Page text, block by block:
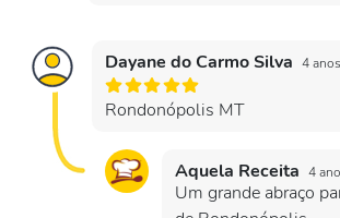
Dayane do Carmo Silva 4 anos
Rondonópolis MT
Aquela Receita 4
Um grande abraço